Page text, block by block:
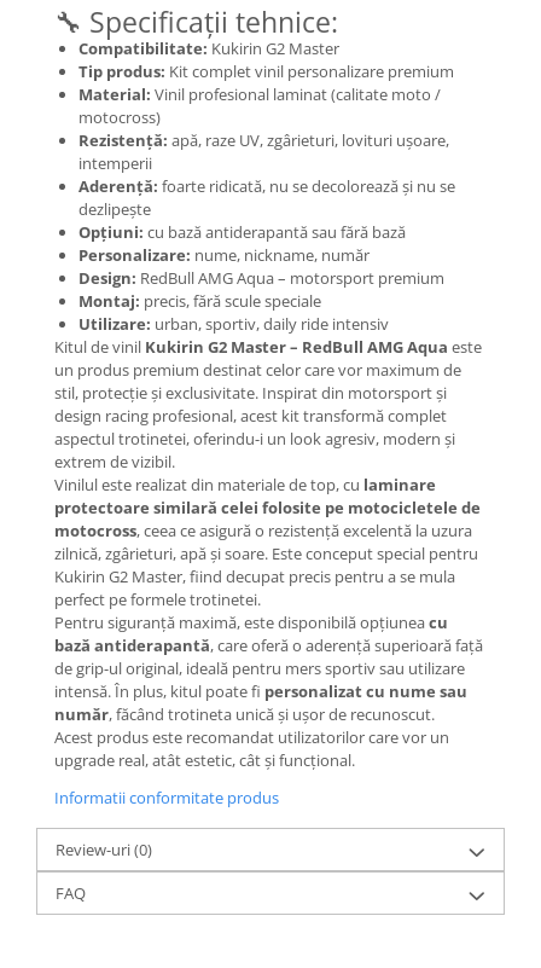
Display-uri / ecrane
Lumini / iluminare
Motoare
Cabluri motoare
Senzori Hall
Controlere & Conversoare DC/DC
Încărcătoare
Prize de încărcare
Cabluri pentru baterii
Componente baterii
Localizatoare GPS
Mecanică
Furci / mânere principale &
secundare
Pliere, pasadores & tije
Crickuri / suporturi parcare
Suspensii & amortizoare
Rulmenți
Transmisii & lanțuri
Claxoane / sonerii (timbres)
Frâne
Discuri de frana
Plăcuțe de frână
Etrieri
Cabluri de frână
Manete de frână
Consumabile & Unelte
🔧 Specificații tehnice:
Compatibilitate: Kukirin G2 Master
Tip produs: Kit complet vinil personalizare premium
Material: Vinil profesional laminat (calitate moto /
motocross)
Rezistență: apă, raze UV, zgârieturi, lovituri ușoare,
intemperii
Aderență: foarte ridicată, nu se decolorează și nu se
dezlipește
Opțiuni: cu bază antiderapantă sau fără bază
Personalizare: nume, nickname, număr
Design: RedBull AMG Aqua – motorsport premium
Montaj: precis, fără scule speciale
Utilizare: urban, sportiv, daily ride intensiv
Kitul de vinil Kukirin G2 Master – RedBull AMG Aqua este
un produs premium destinat celor care vor maximum de
stil, protecție și exclusivitate. Inspirat din motorsport și
design racing profesional, acest kit transformă complet
aspectul trotinetei, oferindu-i un look agresiv, modern și
extrem de vizibil.
Vinilul este realizat din materiale de top, cu laminare
protectoare similară celei folosite pe motocicletele de
motocross, ceea ce asigură o rezistență excelentă la uzura
zilnică, zgârieturi, apă și soare. Este conceput special pentru
Kukirin G2 Master, fiind decupat precis pentru a se mula
perfect pe formele trotinetei.
Pentru siguranță maximă, este disponibilă opțiuneacu
bază antiderapantă, care oferă o aderență superioară față
de grip-ul original, ideală pentru mers sportiv sau utilizare
intensă. În plus, kitul poate fi personalizat cu nume sau
număr, făcând trotineta unică și ușor de recunoscut.
Acest produs este recomandat utilizatorilor care vor un
upgrade real, atât estetic, cât și funcțional.
Informatii conformitate produs
Review-uri(0)
FAQ